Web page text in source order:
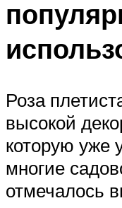
Роза
высокой
которую уже
многие
отмечалось